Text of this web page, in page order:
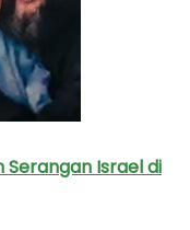
Serangan Israel di